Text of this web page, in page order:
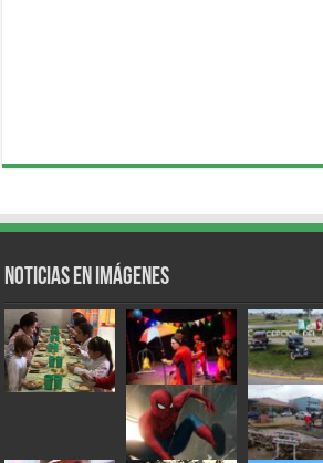
Noticias en Imágenes